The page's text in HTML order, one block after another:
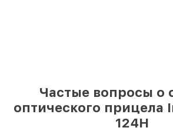
Частые вопросы о
оптического прицела
124Н